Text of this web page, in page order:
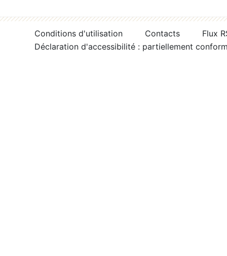
Conditions d'utilisation Contacts
Flux
Déclaration d'accessibilité : partiellement